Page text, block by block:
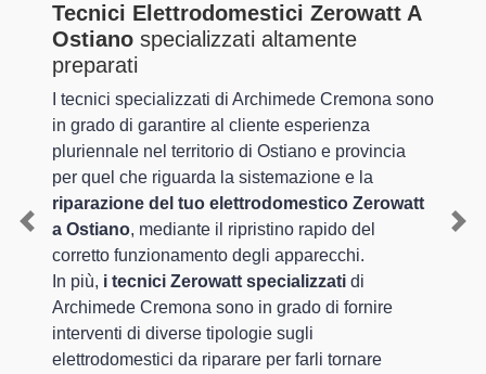
Tecnici Elettrodomestici Zerowatt A
Ostiano specializzati altamente
preparati
I tecnici specializzati di Archimede Cremona sono
in grado di garantire al cliente esperienza
pluriennale nel territorio di Ostiano e provincia
per quel che riguarda la sistemazione e la
riparazione del tuo elettrodomestico Zerowatt
a Ostiano, mediante il ripristino rapido del
corretto funzionamento degli apparecchi.
In più, i tecnici Zerowatt specializzati di
Archimede Cremona sono in grado di fornire
interventi di diverse tipologie sugli
elettrodomestici da riparare per farli tornare
Previous